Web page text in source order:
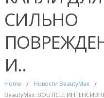
СИЛЬНО
И..
Home / Новости BeautyMax /
BeautyMax: BOUTICLE